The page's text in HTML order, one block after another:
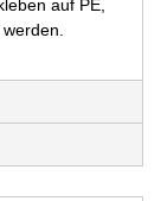
auf PE,